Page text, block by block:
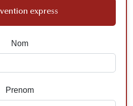
express
Nom
Prenom